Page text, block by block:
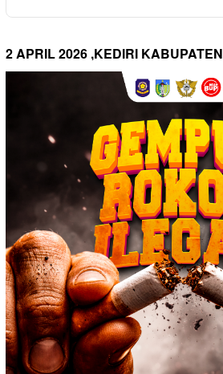
2 APRIL 2026 ,KEDIRI KABUPATEN